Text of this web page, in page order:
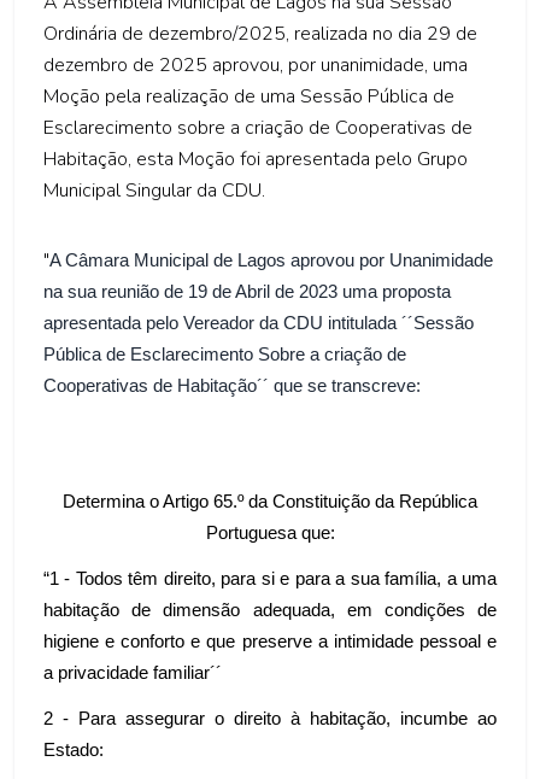
Ordinária de dezembro/2025, realizada no dia 29 de
dezembro de 2025 aprovou, por unanimidade, uma
Moção pela realização de uma Sessão Pública de
Esclarecimento sobre a criação de Cooperativas de
Habitação, esta Moção foi apresentada pelo Grupo
Municipal Singular da CDU.
"A Câmara Municipal de Lagos aprovou por Unanimidade
na sua reunião de 19 de Abril de 2023 uma proposta
apresentada pelo Vereador da CDU intitulada ´´Sessão
Pública de Esclarecimento Sobre a criação de
Cooperativas de Habitação´´ que se transcreve:
Determina o Artigo 65.º da Constituição da República
Portuguesa que:
“1 - Todos têm direito, para si e para a sua família, a uma
habitação de dimensão adequada, em condições de
higiene e conforto e que preserve a intimidade pessoal e
a privacidade familiar´´
2 - Para assegurar o direito à habitação, incumbe ao
Estado: